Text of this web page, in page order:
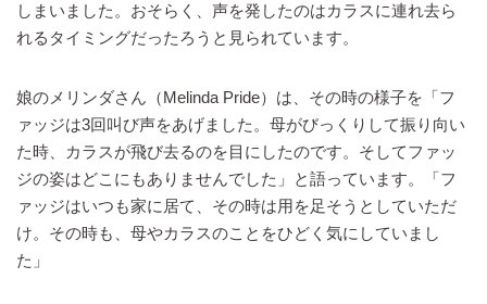
しまいました。おそらく、声を発したのはカラスに連れ去ら
れるタイミングだったろうと見られています。
娘のメリンダさん（Melinda Pride）は、その時の様子を「フ
ァッジは3回叫び声をあげました。母がびっくりして振り向い
た時、カラスが飛び去るのを目にしたのです。そしてファッ
ジの姿はどこにもありませんでした」と語っています。「フ
ァッジはいつも家に居て、その時は用を足そうとしていただ
け。その時も、母やカラスのことをひどく気にしていまし
た」